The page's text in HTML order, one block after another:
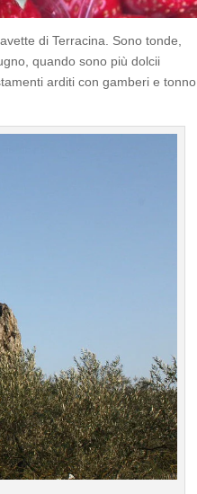
di Terracina. Sono tonde,
quando sono più dolcii
arditi con gamberi e tonno